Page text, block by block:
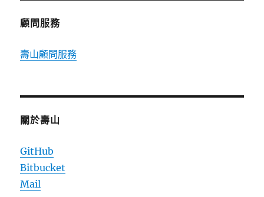
顧問服務
壽山顧問服務
關於壽山
GitHub
Bitbucket
Mail